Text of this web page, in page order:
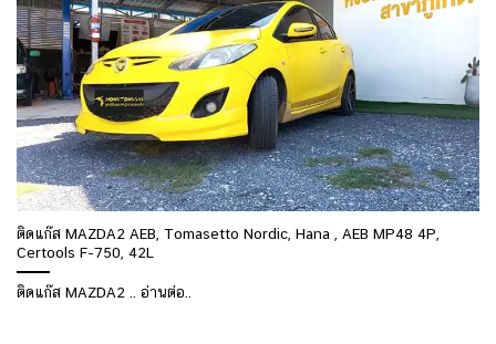
ติดแก๊ส MAZDA2 AEB, Tomasetto Nordic, Hana , AEB MP48 4P,
Certools F-750, 42L
ติดแก๊ส MAZDA2 .. อ่านต่อ..